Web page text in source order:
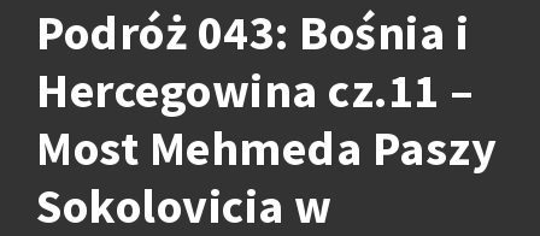
Podróż 043: Bośnia i
Hercegowina cz.11 –
Most Mehmeda Paszy
Sokolovicia w